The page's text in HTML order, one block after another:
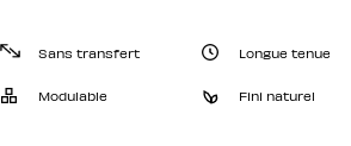
Sans transfert Longue tenue
Modulable Fini naturel